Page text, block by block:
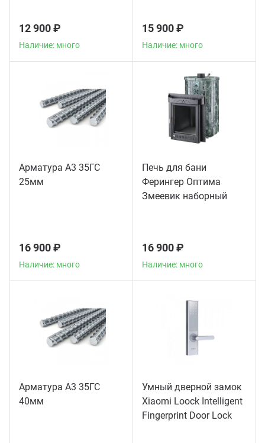
12 900 ₽
Наличие: много
15 900 ₽
Наличие: много
Арматура А3 35ГС
25мм
16 900 ₽
Наличие: много
Печь для бани
Ферингер Оптима
Змеевик наборный
16 900 ₽
Наличие: много
Арматура А3 35ГС
40мм
Умный дверной замок
Xiaomi Loock Intelligent
Fingerprint Door Lock